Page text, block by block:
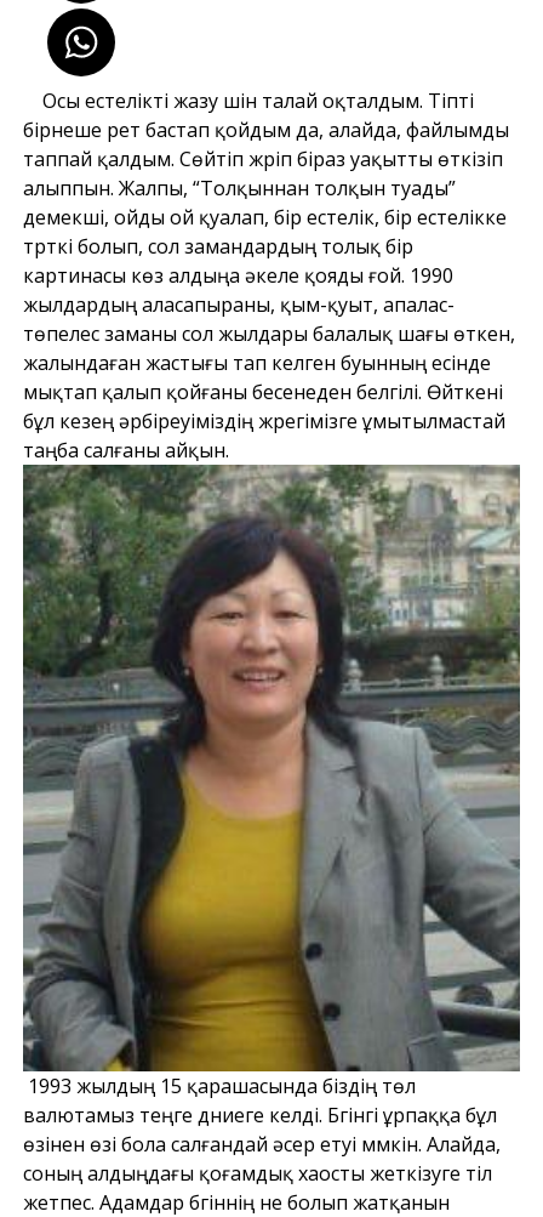
Осы естелікті жазу үшін талай оқталдым. Тіпті
бірнеше рет бастап қойдым да, алайда, файлымды
таппай қалдым. Сөйтіп жүріп біраз уақытты өткізіп
алыппын. Жалпы, “Толқыннан толқын туады”
демекші, ойды ой қуалап, бір естелік, бір естелікке
түрткі болып, сол замандардың толық бір
картинасы көз алдыңа әкеле қояды ғой. 1990
жылдардың аласапыраны, қым-қуыт, апалас-
төпелес заманы сол жылдары балалық шағы өткен,
жалындаған жастығы тап келген буынның есінде
мықтап қалып қойғаны бесенеден белгілі. Өйткені
бұл кезең әрбіреуіміздің жүрегімізге ұмытылмастай
таңба салғаны айқын.
1993 жылдың 15 қарашасында біздің төл
валютамыз теңге дүниеге келді. Бүгінгі ұрпаққа бұл
өзінен өзі бола салғандай әсер етуі мүмкін. Алайда,
соның алдыңдағы қоғамдық хаосты жеткізуге тіл
жетпес. Адамдар бүгіннің не болып жатқанын